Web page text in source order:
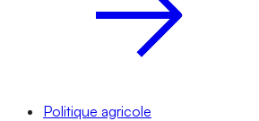
Politique agricole